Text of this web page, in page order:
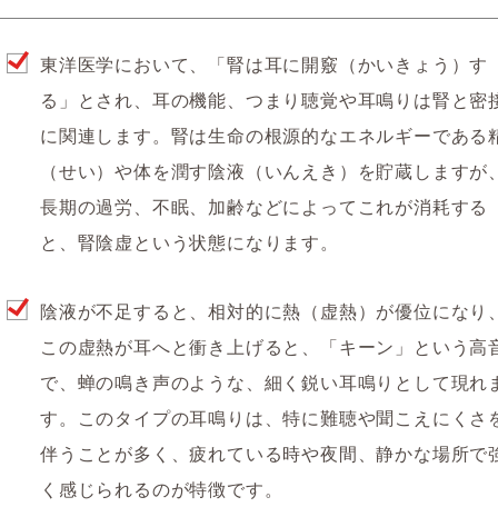
東洋医学において、「腎は耳に開竅（かいきょう）す
る」 とされ、耳の機能、つまり聴覚や耳鳴りは腎と密
に関連します。腎は生命の根源的なエネルギーである
（せい）や体を潤す陰液（いんえき）を貯蔵しますが、
長期の過労、不眠、加齢などによってこれが消耗する
と、 腎陰虚という状態になります。
陰液が不足すると、相対的に熱（虚熱）が優位になり、
この虚熱が耳へと衝き上げると、
「キーン」という高
で、蝉の鳴き声のような、細く鋭い耳鳴り として現れ
す。このタイプの耳鳴りは、特に難聴や聞こえにくさ
伴うことが多く、疲れている時や夜間、静かな場所で
く感じられるのが特徴です。